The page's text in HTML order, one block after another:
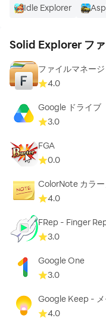
専用のクリーナーア
イブ、さらにGoogle
機能一覧：
理
• クラウドストレー
Dropbox、Box、
Yandex、Mega*
SMB/CIFS（Samba
• Webファイル共有
ファイルを共有
• ストレージ分析 —
• ファイル暗号化 —
• アーカイブ — ZIP、
Idle Explorer
Solid Explorer フ
ファイルマネー
4.0
Google ドライブ
3.0
FGA
0.0
ColorNote カラ
4.0
FRep - Finger
3.0
Google One
3.0
Google Keep - メ
4.0